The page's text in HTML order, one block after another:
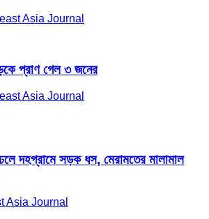
Asia Journal
প্রাণ গেল ৩ জনের
Asia Journal
ঢলে দহগ্রামে সড়ক ধস, মেরামতের মালামাল
Asia Journal